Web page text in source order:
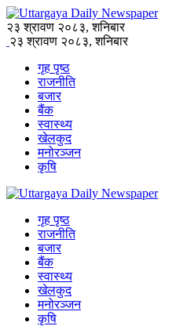
२३ श्रावण २०८३, शनिबार
२३ श्रावण २०८३, शनिबार
गृह पृष्ठ
राजनीति
बजार
बैंक
स्वास्थ्य
खेलकुद
मनोरञ्जन
कृषि
गृह पृष्ठ
राजनीति
बजार
बैंक
स्वास्थ्य
खेलकुद
मनोरञ्जन
कृषि